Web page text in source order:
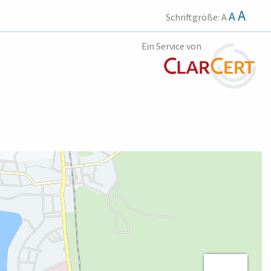
Schriftgröße: AAA
Ein Service von